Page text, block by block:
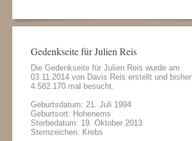
Gedenkseite für Julien Reis
Die Gedenkseite für Julien Reis wurde am
03.11.2014 von Davis Reis erstellt und bisher
4.582.170 mal besucht.
Geburtsdatum: 21. Juli 1994
Geburtsort: Hohenems
Sterbedatum: 19. Oktober 2013
Sternzeichen: Krebs